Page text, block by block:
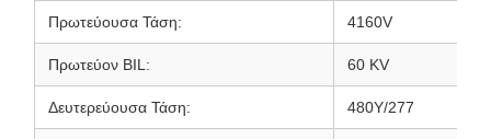
Πρωτεύουσα Τάση: 4160V
Πρωτεύον BIL: 60 KV
Δευτερεύουσα Τάση: 480Y/277